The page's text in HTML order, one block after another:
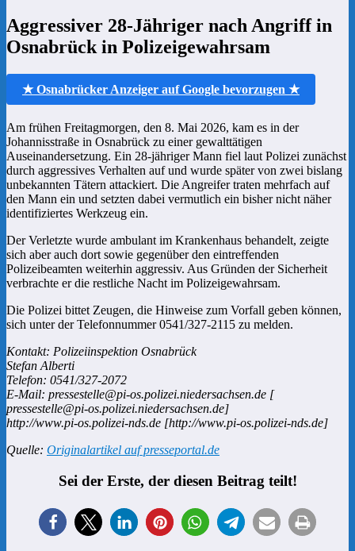
Aggressiver 28-Jähriger nach Angriff in
Osnabrück in Polizeigewahrsam
★ Osnabrücker Anzeiger auf Google bevorzugen ★
Am frühen Freitagmorgen, den 8. Mai 2026, kam es in der
Johannisstraße in Osnabrück zu einer gewalttätigen
Auseinandersetzung. Ein 28-jähriger Mann fiel laut Polizei zunächst
durch aggressives Verhalten auf und wurde später von zwei bislang
unbekannten Tätern attackiert. Die Angreifer traten mehrfach auf
den Mann ein und setzten dabei vermutlich ein bisher nicht näher
identifiziertes Werkzeug ein.
Der Verletzte wurde ambulant im Krankenhaus behandelt, zeigte
sich aber auch dort sowie gegenüber den eintreffenden
Polizeibeamten weiterhin aggressiv. Aus Gründen der Sicherheit
verbrachte er die restliche Nacht im Polizeigewahrsam.
Die Polizei bittet Zeugen, die Hinweise zum Vorfall geben können,
sich unter der Telefonnummer 0541/327-2115 zu melden.
Kontakt: Polizeiinspektion Osnabrück
Stefan Alberti
Telefon: 0541/327-2072
E-Mail: pressestelle@pi-os.polizei.niedersachsen.de [
pressestelle@pi-os.polizei.niedersachsen.de]
http://www.pi-os.polizei-nds.de [http://www.pi-os.polizei-nds.de]
Quelle: Originalartikel auf presseportal.de
Sei der Erste, der diesen Beitrag teilt!